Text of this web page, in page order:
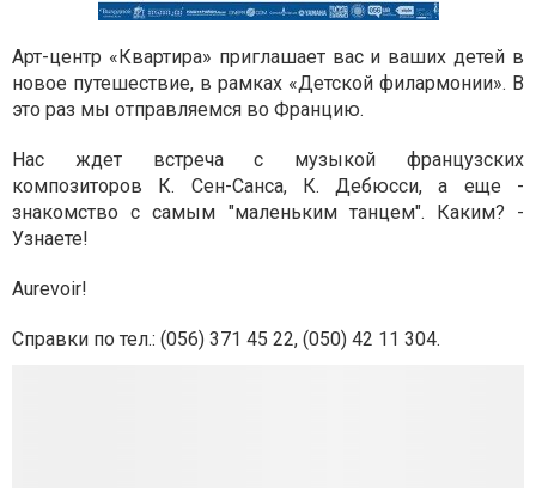
Арт-центр «Квартира» приглашает вас и ваших детей в
новое путешествие, в рамках «Детской филармонии». В
это раз мы отправляемся во Францию.
Нас ждет встреча с музыкой французских
композиторов К. Сен-Санса, К. Дебюсси, а еще -
знакомство с самым "маленьким танцем". Каким? -
Узнаете!
Aurevoir!
Справки по тел.: (056) 371 45 22, (050) 42 11 304.